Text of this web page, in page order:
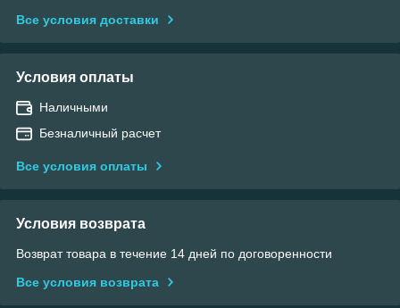
Все условия доставки
Условия оплаты
Наличными
Безналичный расчет
Все условия оплаты
Условия возврата
Возврат товара в течение 14 дней по договоренности
Все условия возврата